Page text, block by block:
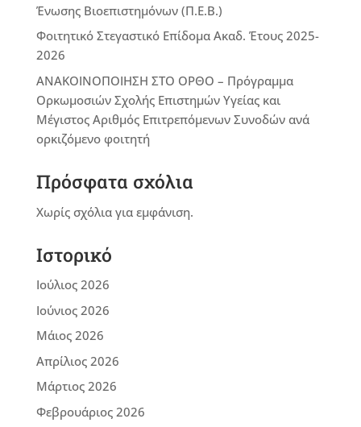
Ένωσης Βιοεπιστημόνων (Π.Ε.Β.)
Φοιτητικό Στεγαστικό Επίδομα Ακαδ. Έτους 2025-
2026
ΑΝΑΚΟΙΝΟΠΟΙΗΣΗ ΣΤΟ ΟΡΘΟ – Πρόγραμμα
Ορκωμοσιών Σχολής Επιστημών Υγείας και
Μέγιστος Αριθμός Επιτρεπόμενων Συνοδών ανά
ορκιζόμενο φοιτητή
Πρόσφατα σχόλια
Χωρίς σχόλια για εμφάνιση.
Ιστορικό
Ιούλιος 2026
Ιούνιος 2026
Μάιος 2026
Απρίλιος 2026
Μάρτιος 2026
Φεβρουάριος 2026